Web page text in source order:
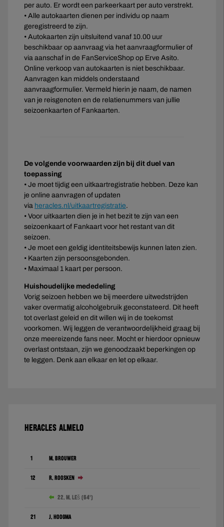
per auto. Er wordt een parkeerkaart per auto verstrekt.
• Alle autokaarten dienen per individu op naam
geregistreerd te zijn.
• Autokaarten zijn uitsluitend vanaf 10.00 uur
beschikbaar op aanvraag via het aanvraagformulier of
via aanschaf in de FanServiceShop op Erve Asito.
Online verkoop van autokaarten is niet beschikbaar.
Aanvragen kan middels onderstaand
aanvraagformulier. Vermeld hierin je naam, de namen
van je reisgenoten en de relatienummers van jullie
seizoenkaarten of Fankaarten.
De volgende voorwaarden zijn bij dit duel van
toepassing
• Je moet tijdig een uitkaartregistratie hebben. Deze kan
je online aanvragen of updaten
via heracles.nl/uitkaartregistratie.
• Voor uitkaarten dien je in het bezit te zijn van een
seizoenkaart of Fankaart voor het restant van dit
seizoen.
• Je moet een geldig identiteitsbewijs kunnen laten zien.
• Kaarten zijn persoonsgebonden.
• Maximaal 1 kaart per persoon.
Huishoudelijke mededeling
Vorig seizoen hebben we bij meerdere uitwedstrijden
vaker overmatig alcoholgebruik geconstateerd. Dit heeft
tot overlast geleid en dit willen wij in de toekomst
voorkomen. Wij leggen de verantwoordelijkheid graag bij
onze meereizende fans neer. Mocht er hierdoor opnieuw
overlast ontstaan, zijn we genoodzaakt beperkingen op
te leggen. Denk aan elkaar en let op elkaar.
HERACLES ALMELO
1 M. Brouwer
12 R. Roosken
22. M. Leš (64')
21 J. Hoogma